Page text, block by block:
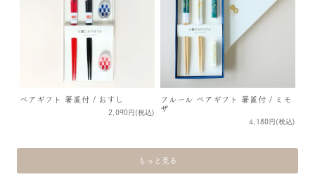
ペアギフト 箸置付 / おすし
2,090円(税込)
フルール ペアギフト 箸置付 / ミモ
ザ
4,180円(税込)
もっと見る